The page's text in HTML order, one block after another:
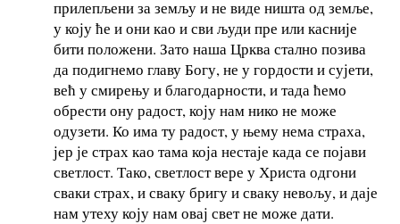
прилепљени за земљу и не виде ништа од земље,
у коју ће и они као и сви људи пре или касније
бити положени. Зато наша Црква стално позива
да подигнемо главу Богу, не у гордости и сујети,
већ у смирењу и благодарности, и тада ћемо
обрести ону радост, коју нам нико не може
одузети. Ко има ту радост, у њему нема страха,
јер је страх као тама која нестаје када се појави
светлост. Тако, светлост вере у Христа одгони
сваки страх, и сваку бригу и сваку невољу, и даје
нам утеху коју нам овај свет не може дати.